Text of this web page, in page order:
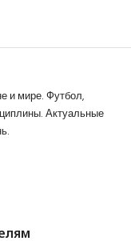
и мире. Футбол,
Актуальные